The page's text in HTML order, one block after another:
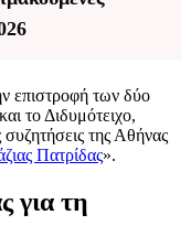
επιστροφή των δύο
το Διδυμότειχο,
της Αθήνας
Πατρίδας».
για τη